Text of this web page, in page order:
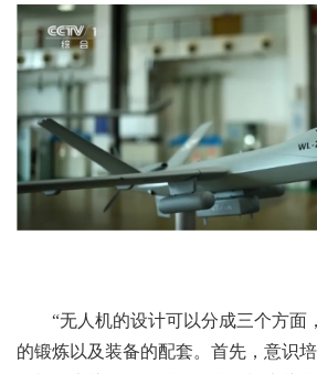
“无人机的设计可以分成三个方面
的锻炼以及装备的配套。首先，意识